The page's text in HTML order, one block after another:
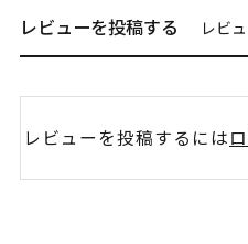
レビューを投稿する レビ
レビューを投稿するには